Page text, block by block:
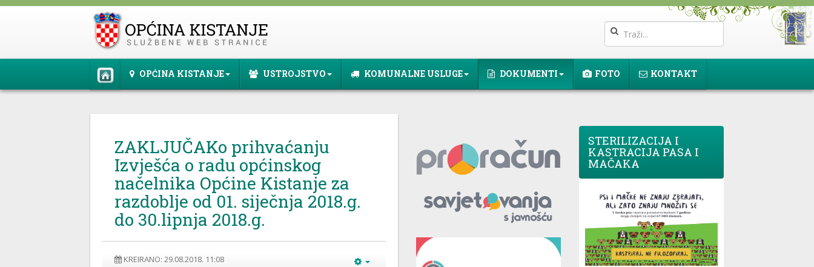
OPĆINA KISTANJE USTROJSTVO KOMUNALNE USLUGE DOKUMENTI FOTO KONTAKT
ZAKLJUČAKo prihvaćanju
Izvješća o radu općinskog
načelnika Općine Kistanje za
razdoblje od 01. siječnja 2018.g.
do 30.lipnja 2018.g.
KREIRANO: 29.08.2018. 11:08
STERILIZACIJA I
KASTRACIJA PASA I
MAČAKA